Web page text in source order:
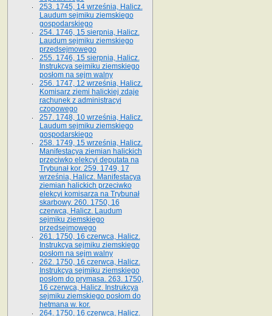
253. 1745, 14 września, Halicz.
Laudum sejmiku ziemskiego
gospodarskiego
254. 1746, 15 sierpnia, Halicz.
Laudum sejmiku ziemskiego
przedsejmowego
255. 1746, 15 sierpnia, Halicz.
Instrukcya sejmiku ziemskiego
posłom na sejm walny
256. 1747, 12 września, Halicz.
Komisarz ziemi halickiej zdaje
rachunek z administracyi
czopowego
257. 1748, 10 września, Halicz.
Laudum sejmiku ziemskiego
gospodarskiego
258. 1749, 15 września, Halicz.
Manifestacya ziemian halickich
przeciwko elekcyi deputata na
Trybunał kor. 259. 1749, 17
września, Halicz. Manifestacya
ziemian halickich przeciwko
elekcyi komisarza na Trybunał
skarbowy. 260. 1750, 16
czerwca, Halicz. Laudum
sejmiku ziemskiego
przedsejmowego
261. 1750, 16 czerwca, Halicz.
Instrukcya sejmiku ziemskiego
posłom na sejm walny
262. 1750, 16 czerwca, Halicz.
Instrukcya sejmiku ziemskiego
posłom do prymasa. 263. 1750,
16 czerwca, Halicz. Instrukcya
sejmiku ziemskiego posłom do
hetmana w. kor.
264. 1750, 16 czerwca, Halicz.